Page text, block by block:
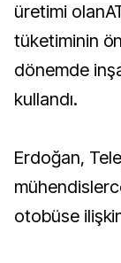
üretimi
tüketiminin
dönemde
kullandı.
Erdoğan,
otobüse